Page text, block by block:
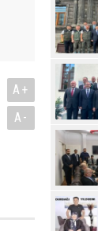
A+
A-
Ziyaret